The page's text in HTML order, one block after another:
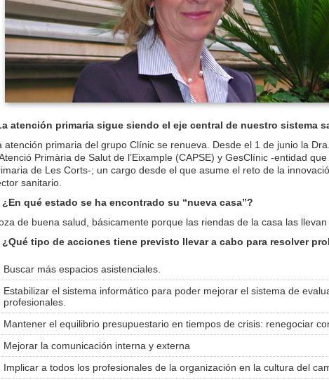
atención primaria sigue siendo el eje central de nuestro sistema
atención primaria del grupo Clínic se renueva. Desde el 1 de junio la
Primària de Salut de l’Eixample (CAPSE) y GesClínic -entidad
de Les Corts-; un cargo desde el que asume el reto de la
sanitario.
¿En qué estado se ha encontrado su “nueva casa”?
de buena salud, básicamente porque las riendas de la casa las
¿Qué tipo de acciones tiene previsto llevar a cabo para resolver
Buscar más espacios asistenciales.
Estabilizar el sistema informático para poder mejorar el sistema de
profesionales.
Mantener el equilibrio presupuestario en tiempos de crisis: renegociar
Mejorar la comunicación interna y externa
Implicar a todos los profesionales de la organización en la cultura del